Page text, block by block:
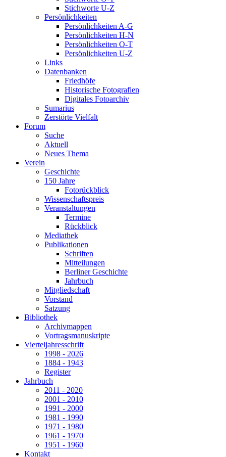
Stichworte U-Z
Persönlichkeiten
Persönlichkeiten A-G
Persönlichkeiten H-N
Persönlichkeiten O-T
Persönlichkeiten U-Z
Links
Datenbanken
Friedhöfe
Historische Fotografien
Digitales Fotoarchiv
Sumarius
Zerstörte Vielfalt
Forum
Suche
Aktuell
Neues Thema
Verein
Geschichte
150 Jahre
Fotorückblick
Wissenschaftspreis
Veranstaltungen
Termine
Rückblick
Mediathek
Publikationen
Schriften
Mitteilungen
Berliner Geschichte
Jahrbuch
Mitgliedschaft
Vorstand
Satzung
Bibliothek
Archivmappen
Vortragsmanuskripte
Vierteljahresschrift
1998 - 2026
1884 - 1943
Register
Jahrbuch
2011 - 2020
2001 - 2010
1991 - 2000
1981 - 1990
1971 - 1980
1961 - 1970
1951 - 1960
Kontakt